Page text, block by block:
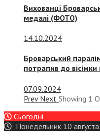
Вихованці
медалі (ФОТО)
14.10.2024
Броварський
потрапив до
07.09.2024
Prev Next Showing 1
Сьогодні
Понедельник 10